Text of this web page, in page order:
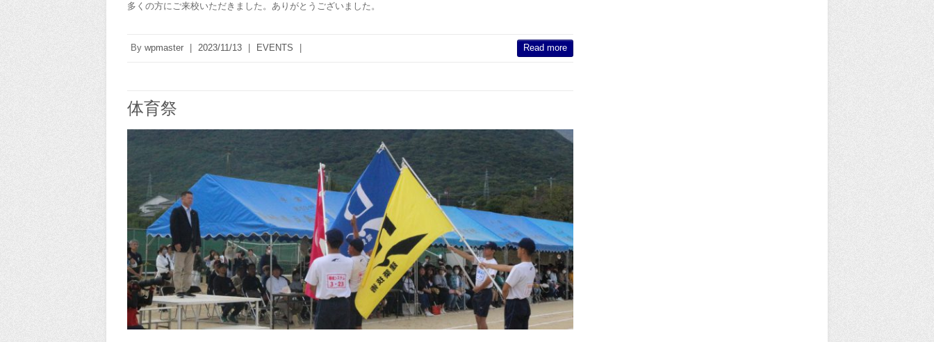
多くの方にご来校いただきました。ありがとうございました。
By wpmaster 2023/11/13 EVENTS Read more
体育祭